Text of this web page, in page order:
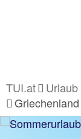
TUI.at